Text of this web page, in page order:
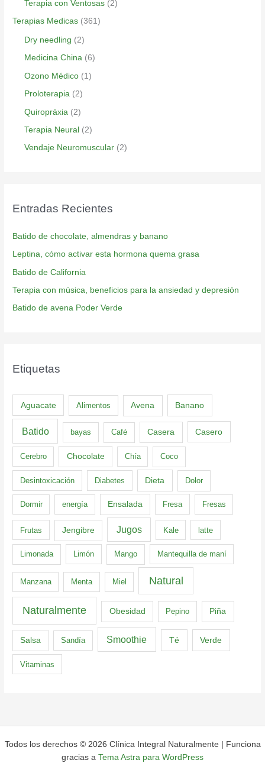
Terapia con Ventosas (2)
Terapias Medicas (361)
Dry needling (2)
Medicina China (6)
Ozono Médico (1)
Proloterapia (2)
Quiropráxia (2)
Terapia Neural (2)
Vendaje Neuromuscular (2)
Entradas Recientes
Batido de chocolate, almendras y banano
Leptina, cómo activar esta hormona quema grasa
Batido de California
Terapia con música, beneficios para la ansiedad y depresión
Batido de avena Poder Verde
Etiquetas
Aguacate Alimentos Avena Banano
Batido bayas Café Casera Casero
Cerebro Chocolate Chía Coco
Desintoxicación Diabetes Dieta Dolor
Dormir energía Ensalada Fresa Fresas
Frutas Jengibre Jugos Kale latte
Limonada Limón Mango Mantequilla de maní
Manzana Menta Miel Natural
Naturalmente Obesidad Pepino Piña
Salsa Sandía Smoothie Té Verde
Vitaminas
Todos los derechos © 2026 Clínica Integral Naturalmente | Funciona
gracias a Tema Astra para WordPress